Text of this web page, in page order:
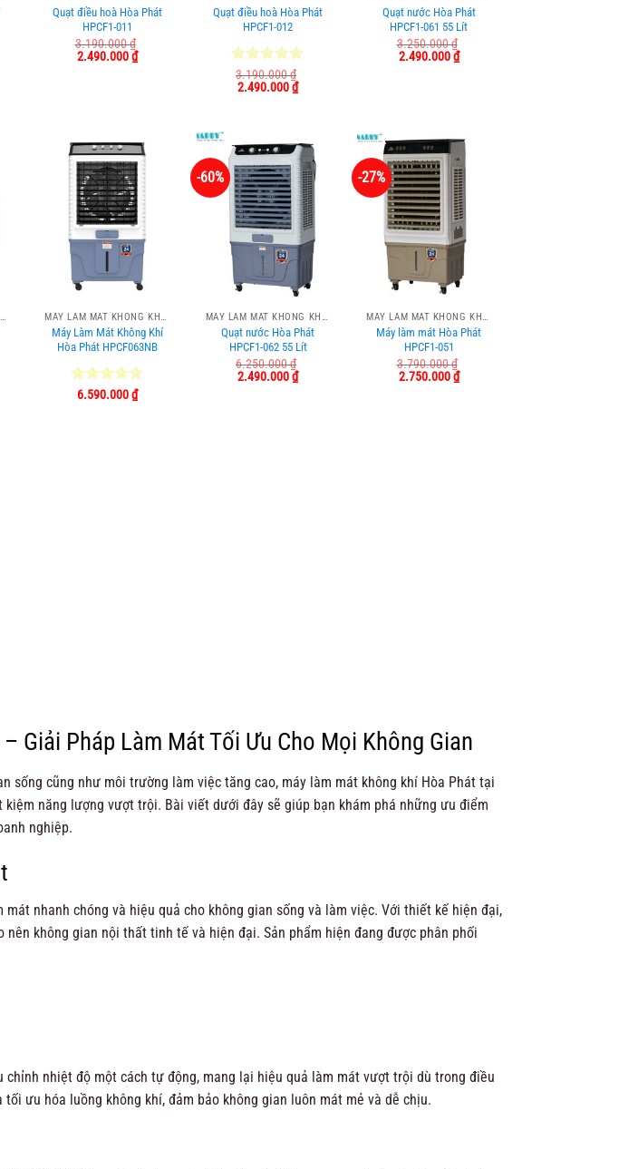
₫.
Quạt điều hoà Hòa Phát
HPCF1-011
3.190.000₫
Giá
2.490.000₫Giá
Quạt điều hoà Hòa Phát
HPCF1-012
Được xếp
hạng5.00
3.190.000₫
Giá
2.490.000₫Giá
2.490.000 ₫.
Quạt nước Hòa Phát
HPCF1-061 55 Lít
3.250.000₫
Giá
2.490.000₫Giá
MÁY LÀM MÁT KHÔNG KHÍ HÒA PHÁT MÁY LÀM MÁT KHÔNG KHÍ HÒA PHÁT
Máy Làm Mát Không Khí
Hòa Phát HPCF063NB
Được xếp
6.590.000₫
-60%
MÁY LÀM MÁT KHÔNG KHÍ HÒA PHÁT
Quạt nước Hòa Phát
HPCF1-062 55 Lít
6.250.000₫
Giá
2.490.000₫Giá
-27%
MÁY LÀM MÁT KHÔNG KHÍ HÒA PHÁT
Máy làm mát Hòa Phát
HPCF1-051
3.790.000₫
Giá
2.750.000₫Giá
Giải Pháp Làm Mát Tối Ưu Cho Mọi Không Gian
sống cũng như môi trường làm việc tăng cao, máy làm mát không khí Hòa Phát tại
năng lượng vượt trội. Bài viết dưới đây sẽ giúp bạn khám phá những ưu điểm
nghiệp.
nhanh chóng và hiệu quả cho không gian sống và làm việc. Với thiết kế hiện đại,
không gian nội thất tinh tế và hiện đại. Sản phẩm hiện đang được phân phối
nhiệt độ một cách tự động, mang lại hiệu quả làm mát vượt trội dù trong điều
ưu hóa luồng không khí, đảm bảo không gian luôn mát mẻ và dễ chịu.